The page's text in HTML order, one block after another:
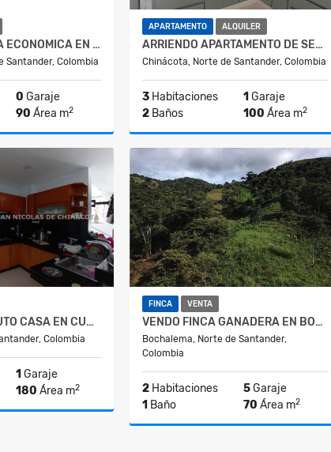
ARRIENDO CASA ECONOMICA EN CHINACOTA
Santander, Colombia
0 Garaje
90 Área m2
APARTAMENTO ALQUILER
ARRIENDO APARTAMENTO DE SEGUNDO PISO PARA ESTREÑAR EN CHINACOTA
Chinácota, Norte de Santander, Colombia
3 Habitaciones 1 Garaje
2 Baños 100 Área m2
Alquiler
$1.000.000
VENDO O PERMUTO CASA EN CUCUTA
Colombia
1 Garaje
180 Área m2
FINCA VENTA
VENDO FINCA GANADERA EN BOCHALEMA
Bochalema, Norte de Santander,
Colombia
2 Habitaciones 5Garaje
1 Baño 70 Área m2